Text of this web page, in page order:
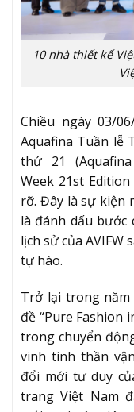
10 nhà thiết kế
Chiều ngày 03/
Aquafina Tuần lễ
thứ 21
Week 21st
rỡ. Đây là sự kiện
là đánh dấu bước
lịch sử của AVIFW
tự hào.
Trở lại trong năm
đề “Pure Fashion
trong chuyển
vinh tinh thần
đổi mới tư duy
trang Việt Nam